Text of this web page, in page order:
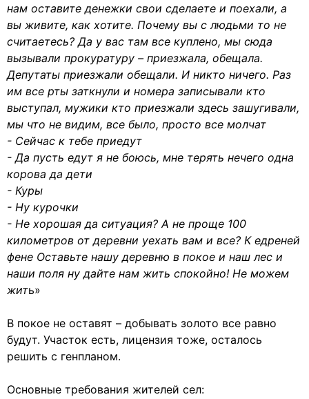
нам оставите денежки свои сделаете и поехали, а
вы живите, как хотите. Почему вы с людьми то не
считаетесь? Да у вас там все куплено, мы сюда
вызывали прокуратуру – приезжала, обещала.
Депутаты приезжали обещали. И никто ничего. Раз
им все рты заткнули и номера записывали кто
выступал, мужики кто приезжали здесь зашугивали,
мы что не видим, все было, просто все молчат
- Сейчас к тебе приедут
- Да пусть едут я не боюсь, мне терять нечего одна
корова да дети
- Куры
- Ну курочки
- Не хорошая да ситуация? А не проще 100
километров от деревни уехать вам и все? К едреней
фене Оставьте нашу деревню в покое и наш лес и
наши поля ну дайте нам жить спокойно! Не можем
жить»
В покое не оставят – добывать золото все равно
будут. Участок есть, лицензия тоже, осталось
решить с генпланом.
Основные требования жителей сел: